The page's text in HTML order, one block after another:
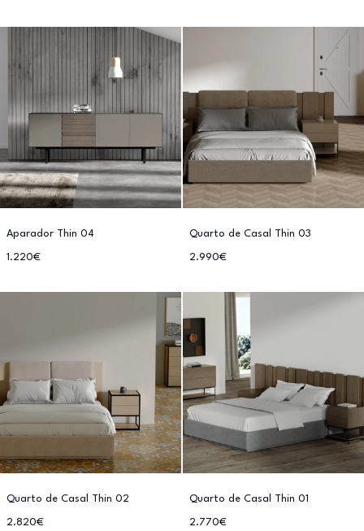
Aparador Thin 04
1.220€
Quarto de Casal Thin 03
2.990€
Quarto de Casal Thin 02
2.820€
Quarto de Casal Thin 01
2.770€